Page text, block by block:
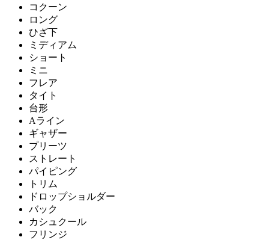
コクーン
ロング
ひざ下
ミディアム
ショート
ミニ
フレア
タイト
台形
Aライン
ギャザー
プリーツ
ストレート
パイピング
トリム
ドロップショルダー
バック
カシュクール
フリンジ